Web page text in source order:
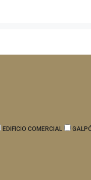
EDIFICIO COMERCIAL